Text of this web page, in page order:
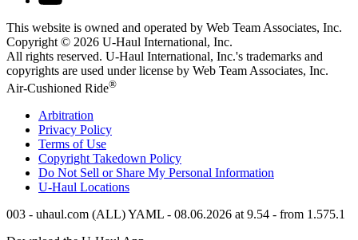
This website is owned and operated by Web Team Associates, Inc.
Copyright © 2026 U-Haul International, Inc.
All rights reserved. U-Haul International, Inc.'s trademarks and
copyrights are used under license by Web Team Associates, Inc.
Air-Cushioned Ride®
Arbitration
Privacy Policy
Terms of Use
Copyright Takedown Policy
Do Not Sell or Share My Personal Information
U-Haul Locations
003 - uhaul.com (ALL) YAML - 08.06.2026 at 9.54 - from 1.575.1